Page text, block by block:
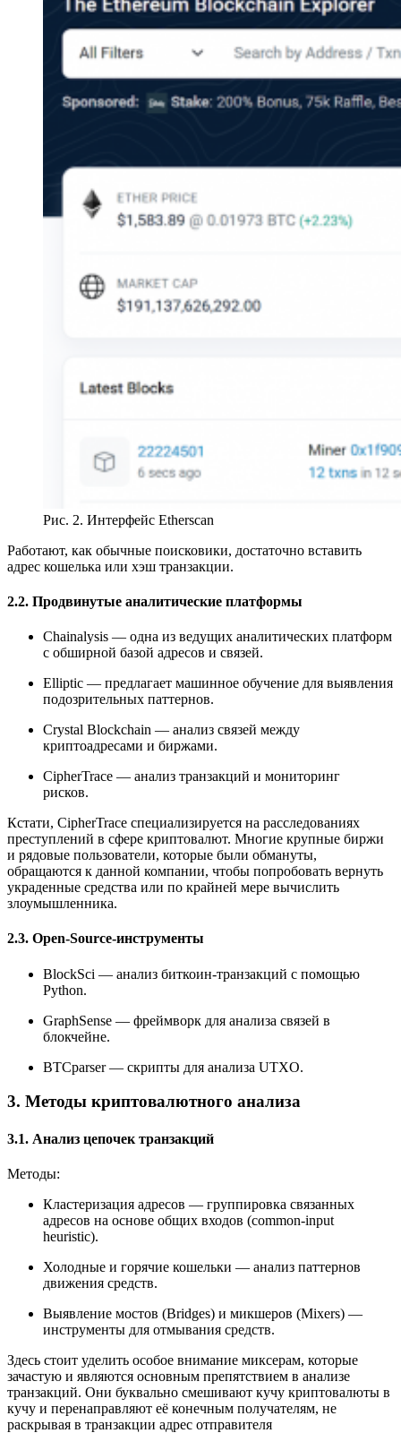
Рис. 2. Интерфейс Etherscan
Работают, как обычные поисковики, достаточно вставить
адрес кошелька или хэш транзакции.
2.2. Продвинутые аналитические платформы
Chainalysis — одна из ведущих аналитических платформ
с обширной базой адресов и связей.
Elliptic — предлагает машинное обучение для выявления
подозрительных паттернов.
Crystal Blockchain — анализ связей между
криптоадресами и биржами.
CipherTrace — анализ транзакций и мониторинг
рисков.
Кстати, CipherTrace специализируется на расследованиях
преступлений в сфере криптовалют. Многие крупные биржи
и рядовые пользователи, которые были обмануты,
обращаются к данной компании, чтобы попробовать вернуть
украденные средства или по крайней мере вычислить
злоумышленника.
2.3. Open-Source-инструменты
BlockSci — анализ биткоин-транзакций с помощью
Python.
GraphSense — фреймворк для анализа связей в
блокчейне.
BTCparser — скрипты для анализа UTXO.
3. Методы криптовалютного анализа
3.1. Анализ цепочек транзакций
Методы:
Кластеризация адресов — группировка связанных
адресов на основе общих входов (common-input
heuristic).
Холодные и горячие кошельки — анализ паттернов
движения средств.
Выявление мостов (Bridges) и микшеров (Mixers) —
инструменты для отмывания средств.
Здесь стоит уделить особое внимание миксерам, которые
зачастую и являются основным препятствием в анализе
транзакций. Они буквально смешивают кучу криптовалюты в
кучу и перенаправляют её конечным получателям, не
раскрывая в транзакции адрес отправителя